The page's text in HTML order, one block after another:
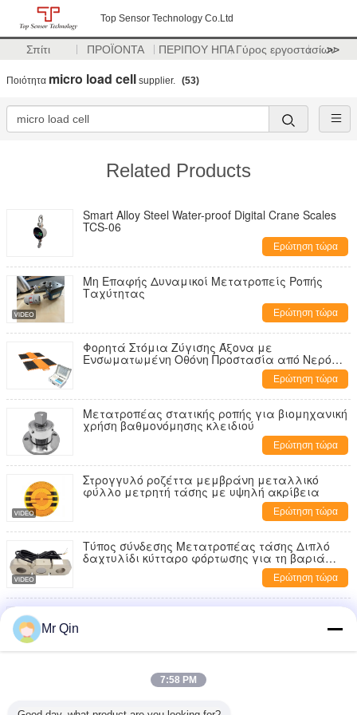
Top Sensor Technology Co.Ltd
Σπίτι ΠΡΟΪΟΝΤΑ ΠΕΡΙΠΟΥ ΗΠΑΓύρος εργοστασίων
>>
Ποιότητα micro load cell supplier. (53)
Related Products
Smart Alloy Steel Water-proof Digital Crane Scales
TCS-06
Ερώτηση τώρα
Μη Επαφής Δυναμικοί Μετατροπείς Ροπής
Ταχύτητας
Ερώτηση τώρα
Φορητά Στόμια Ζύγισης Άξονα με
Ενσωματωμένη Οθόνη Προστασία από Νερό
Ερώτηση τώρα
Μετατροπέας στατικής ροπής για βιομηχανική
χρήση βαθμονόμησης κλειδιού
Ερώτηση τώρα
Στρογγυλό ροζέττα μεμβράνη μεταλλικό
φύλλο μετρητή τάσης με υψηλή ακρίβεια
Ερώτηση τώρα
Τύπος σύνδεσης Μετατροπέας τάσης Διπλό
δαχτυλίδι κύτταρο φόρτωσης για τη βαριά
Ερώτηση τώρα
Max Capacity 20.000kg Portable Axle Scale Portable
Weighing for Various Applications
Mr Qin
7:58 PM